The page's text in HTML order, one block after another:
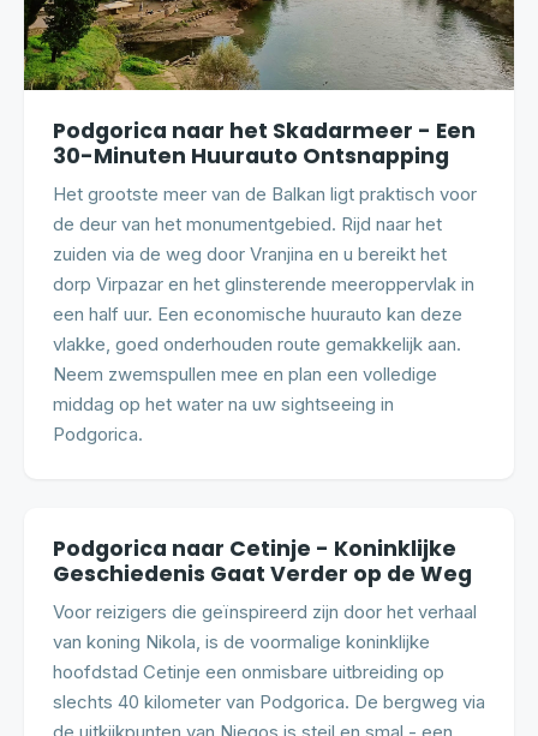
Podgorica naar het Skadarmeer - Een
30-Minuten Huurauto Ontsnapping
Het grootste meer van de Balkan ligt praktisch voor
de deur van het monumentgebied. Rijd naar het
zuiden via de weg door Vranjina en u bereikt het
dorp Virpazar en het glinsterende meeroppervlak in
een half uur. Een economische huurauto kan deze
vlakke, goed onderhouden route gemakkelijk aan.
Neem zwemspullen mee en plan een volledige
middag op het water na uw sightseeing in
Podgorica.
Podgorica naar Cetinje - Koninklijke
Geschiedenis Gaat Verder op de Weg
Voor reizigers die geïnspireerd zijn door het verhaal
van koning Nikola, is de voormalige koninklijke
hoofdstad Cetinje een onmisbare uitbreiding op
slechts 40 kilometer van Podgorica. De bergweg via